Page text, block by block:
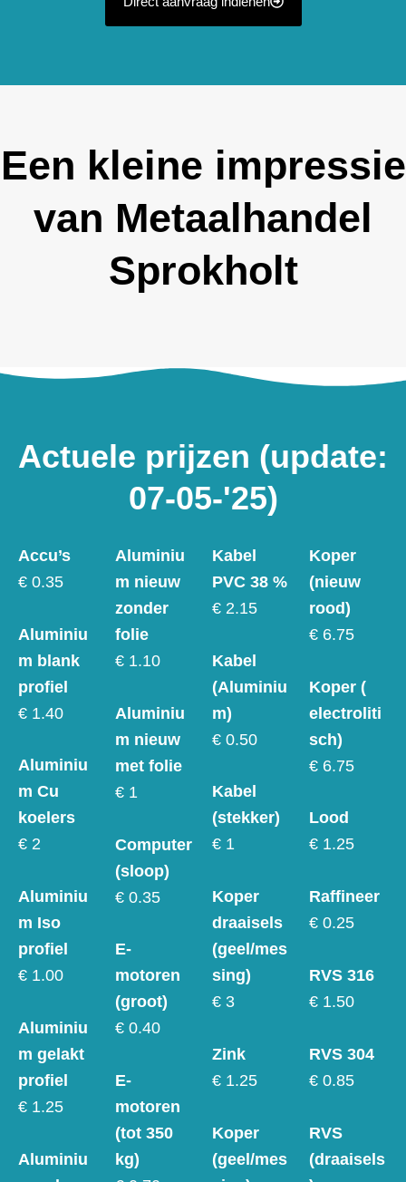
Een kleine impressie
van Metaalhandel
Sprokholt
Actuele prijzen (update:
07-05-'25)
Accu’s
€ 0.35
Aluminiu
m blank
profiel
€ 1.40
Aluminiu
m Cu
koelers
€ 2
Aluminiu
m Iso
profiel
€ 1.00
Aluminiu
m gelakt
profiel
€ 1.25
Aluminiu
Aluminiu
m nieuw
zonder
folie
€ 1.10
Aluminiu
m nieuw
met folie
€ 1
Computer
(sloop)
€ 0.35
E-
motoren
(groot)
€ 0.40
E-
motoren
(tot 350
kg)
Kabel
PVC 38 %
€ 2.15
Kabel
(Aluminiu
m)
€ 0.50
Kabel
(stekker)
€ 1
Koper
draaisels
(geel/mes
sing)
€ 3
Zink
€ 1.25
Koper
(geel/mes
Koper
(nieuw
rood)
€ 6.75
Koper (
electroliti
sch)
€ 6.75
Lood
€ 1.25
Raffineer
€ 0.25
RVS 316
€ 1.50
RVS 304
€ 0.85
RVS
(draaisels